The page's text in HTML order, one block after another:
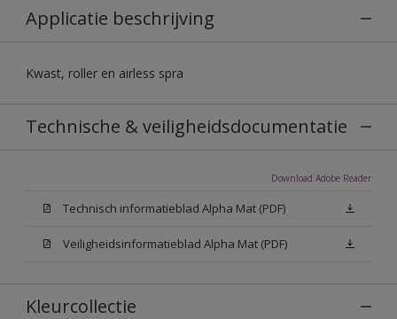
Applicatie beschrijving
Kwast, roller en airless spra
Technische & veiligheidsdocumentatie
Download Adobe Reader
Technisch informatieblad Alpha Mat (PDF)
Veiligheidsinformatieblad Alpha Mat (PDF)
Kleurcollectie